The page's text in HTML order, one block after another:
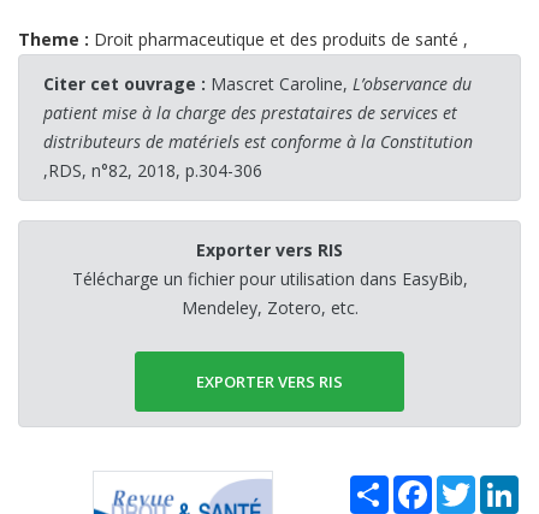
Theme : Droit pharmaceutique et des produits de santé ,
Citer cet ouvrage : Mascret Caroline, L’observance du
patient mise à la charge des prestataires de services et
distributeurs de matériels est conforme à la Constitution
,RDS, n°82, 2018, p.304-306
Exporter vers RIS
Télécharge un fichier pour utilisation dans EasyBib,
Mendeley, Zotero, etc.
EXPORTER VERS RIS
Share Facebook
Twitter